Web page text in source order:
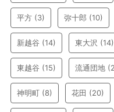
平方 (3) 弥十郎 (10)
新越谷 (14) 東大沢 (14)
東越谷 (15) 流通団地
神明町 (8) 花田 (20)